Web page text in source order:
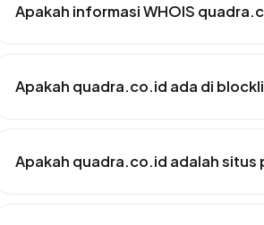
Apakah informasi WHOIS
Apakah quadra.co.id ada di
Apakah quadra.co.id adalah situs